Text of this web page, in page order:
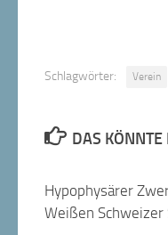
Schlagwörter: Verein
DAS
Hypophysärer
Weißen Schweizer